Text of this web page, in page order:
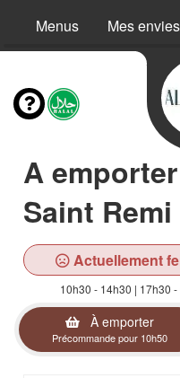
Menus Mes envies
A
Saint Remi
Actuellement
10h30 - 14h30 | 17h30
À emporter
Précommande pour 10h50